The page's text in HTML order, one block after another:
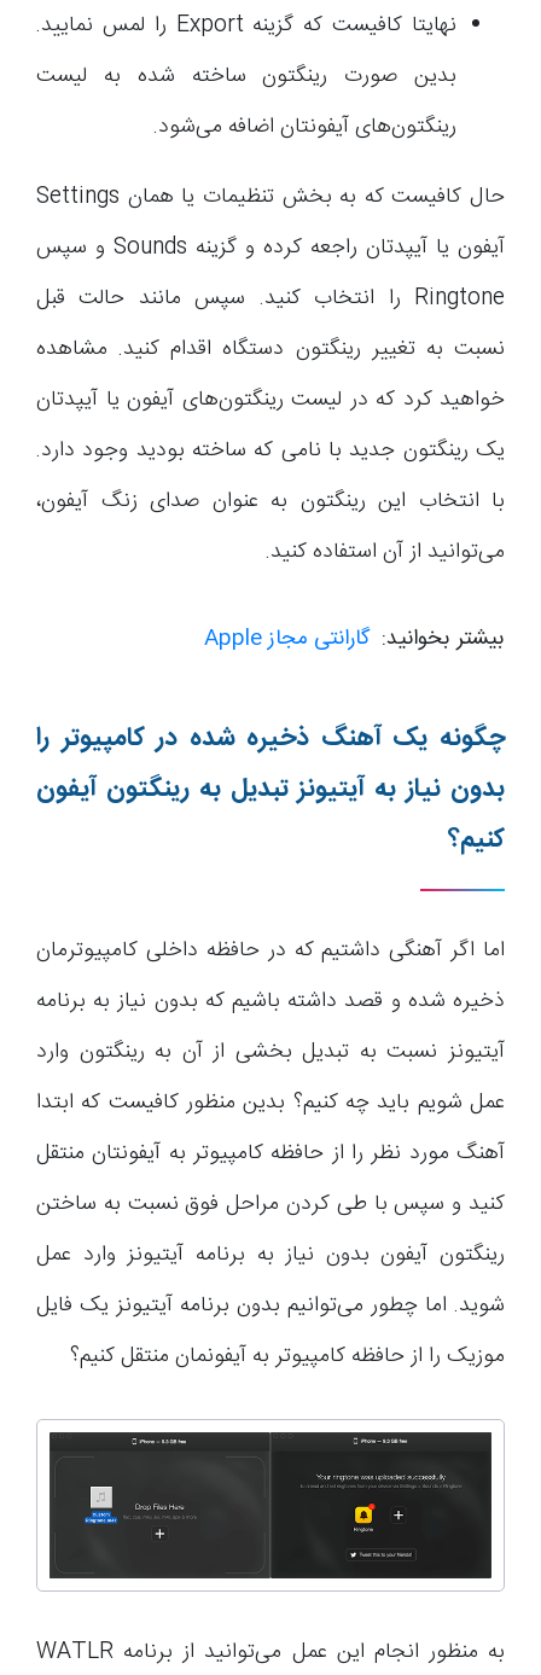
نهایتا کافیست که گزینه Export را لمس نمایید.
بدین صورت رینگتون ساخته شده به لیست
رینگتون‌های آیفونتان اضافه می‌شود.
حال کافیست که به بخش تنظیمات یا همان Settings
آیفون یا آیپدتان راجعه کرده و گزینه Sounds و سپس
Ringtone را انتخاب کنید. سپس مانند حالت قبل
نسبت به تغییر رینگتون دستگاه اقدام کنید. مشاهده
خواهید کرد که در لیست رینگتون‌های آیفون یا آیپدتان
یک رینگتون جدید با نامی که ساخته بودید وجود دارد.
با انتخاب این رینگتون به عنوان صدای زنگ آیفون،
می‌توانید از آن استفاده کنید.
بیشتر بخوانید:گارانتی مجاز Apple
چگونه یک آهنگ ذخیره شده در کامپیوتر را
بدون نیاز به آیتیونز تبدیل به رینگتون آیفون
کنیم؟
اما اگر آهنگی داشتیم که در حافظه داخلی کامپیوترمان
ذخیره شده و قصد داشته باشیم که بدون نیاز به برنامه
آیتیونز نسبت به تبدیل بخشی از آن به رینگتون وارد
عمل شویم باید چه کنیم؟ بدین منظور کافیست که ابتدا
آهنگ مورد نظر را از حافظه کامپیوتر به آیفونتان منتقل
کنید و سپس با طی کردن مراحل فوق نسبت به ساختن
رینگتون آیفون بدون نیاز به برنامه آیتیونز وارد عمل
شوید. اما چطور می‌توانیم بدون برنامه آیتیونز یک فایل
موزیک را از حافظه کامپیوتر به آیفونمان منتقل کنیم؟
به منظور انجام این عمل می‌توانید از برنامه WATLR